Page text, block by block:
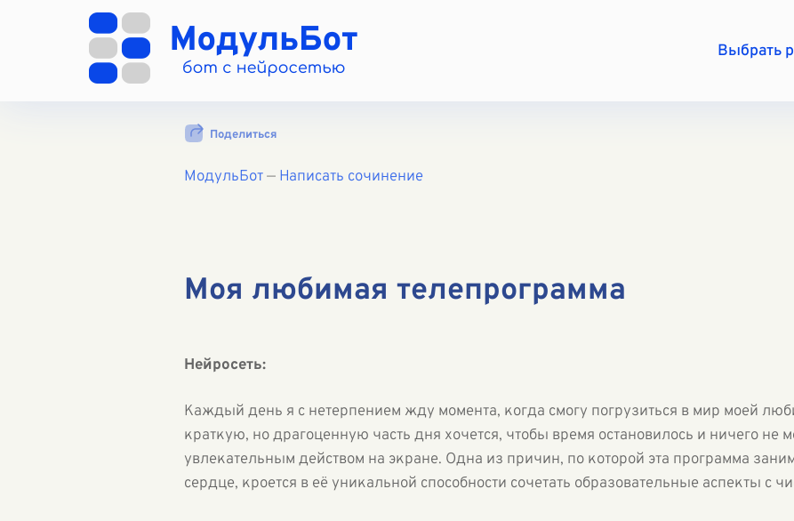
Выбрать
Поделиться
МодульБот— Написать сочинение
Моя любимая телепрограмма
Нейросеть:
Каждый день я с нетерпением жду момента, когда смогу погрузиться в мир моей
краткую, но драгоценную часть дня хочется, чтобы время остановилось и ничего не
увлекательным действом на экране. Одна из причин, по которой эта программа
сердце, кроется в её уникальной способности сочетать образовательные аспекты с